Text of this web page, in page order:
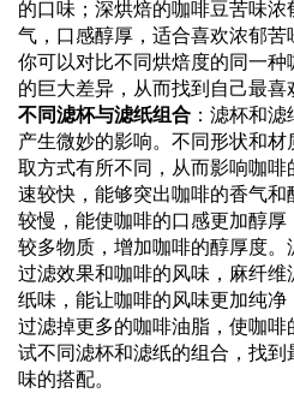
的口味；深烘焙的咖啡豆苦味
气，口感醇厚，适合喜欢浓郁苦
你可以对比不同烘焙度的同一
的巨大差异，从而找到自己最喜
不同滤杯与滤纸组合 ：滤杯和
产生微妙的影响。不同形状和
取方式有所不同，从而影响咖
速较快，能够突出咖啡的香气
较慢，能使咖啡的口感更加醇
较多物质，增加咖啡的醇厚度
过滤效果和咖啡的风味，麻纤
纸味，能让咖啡的风味更加纯
过滤掉更多的咖啡油脂，使咖
试不同滤杯和滤纸的组合，找
味的搭配。